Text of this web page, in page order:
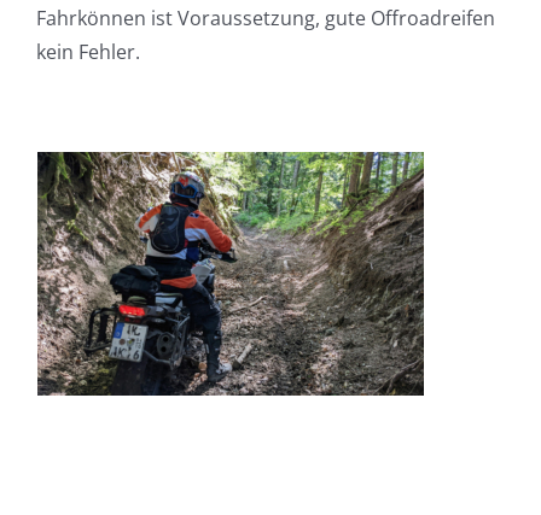
Fahrkönnen ist Voraussetzung, gute Offroadreifen
kein Fehler.